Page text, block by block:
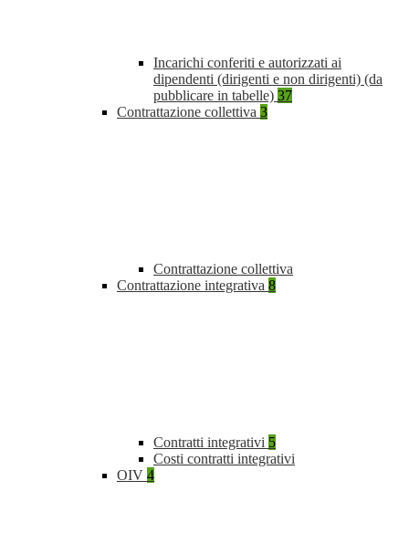
Incarichi conferiti e autorizzati ai
dipendenti (dirigenti e non dirigenti) (da
pubblicare in tabelle) 37
Contrattazione collettiva 3
Contrattazione collettiva
Contrattazione integrativa 8
Contratti integrativi 5
Costi contratti integrativi
OIV 4